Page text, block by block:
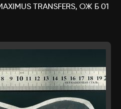
TRANSFERS, ОЖ Б 01